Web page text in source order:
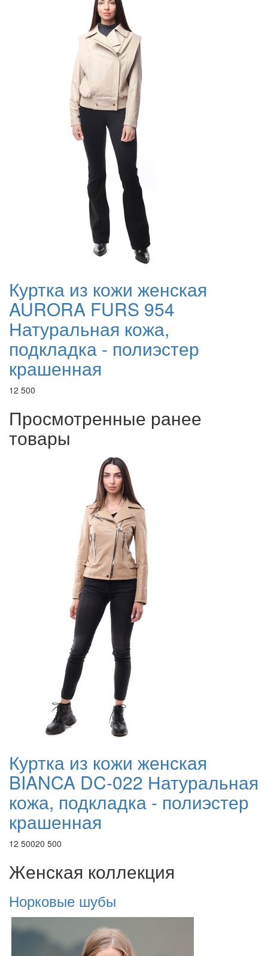
Куртка из кожи женская
AURORA FURS 954
Натуральная кожа,
подкладка - полиэстер
крашенная
12 500
Просмотренные ранее
товары
Куртка из кожи женская
BIANCA DC-022 Натуральная
кожа, подкладка - полиэстер
крашенная
12 50020 500
Женская коллекция
Норковые шубы